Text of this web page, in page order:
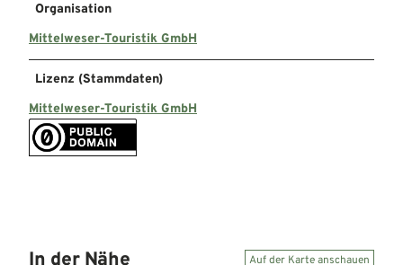
Organisation
Mittelweser-Touristik GmbH
Lizenz (Stammdaten)
Mittelweser-Touristik GmbH
Auf der Karte anschauen